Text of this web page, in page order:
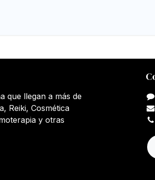
que llegan a más de
Reiki, Cosmética
y otras